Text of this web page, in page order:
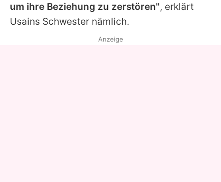
um ihre Beziehung zu zerstören", erklärt
Usains Schwester nämlich.
Anzeige